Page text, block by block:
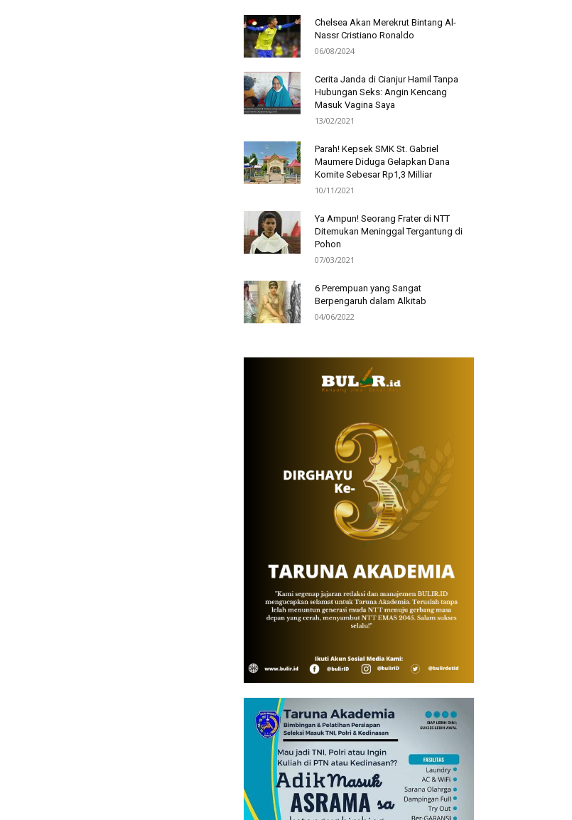
Chelsea Akan Merekrut Bintang Al-
Nassr Cristiano Ronaldo
06/08/2024
Cerita Janda di Cianjur Hamil Tanpa
Hubungan Seks: Angin Kencang
Masuk Vagina Saya
13/02/2021
Parah! Kepsek SMK St. Gabriel
Maumere Diduga Gelapkan Dana
Komite Sebesar Rp1,3 Milliar
10/11/2021
Ya Ampun! Seorang Frater di NTT
Ditemukan Meninggal Tergantung di
Pohon
07/03/2021
6 Perempuan yang Sangat
Berpengaruh dalam Alkitab
04/06/2022